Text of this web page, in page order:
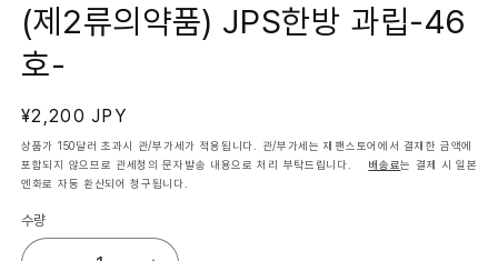
서
미
디
어
열
(제2류의약품) JPS한방 과립-46
호-
정
가
¥2,200 JPY
상품가 150달러 초과시 관/부가세가 적용됩니다. 관/부가세는 재팬스토어에서 결재한 금액에
포함되지 않으므로 관세청의 문자발송 내용으로 처리 부탁드립니다. 배송료는 결제 시 일본
엔화로 자동 환산되어 청구됩니다.
수량